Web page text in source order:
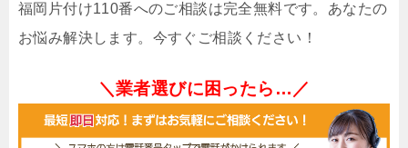
福岡片付け110番へのご相談は完全無料です。あなたの
お悩み解決します。今すぐご相談ください！
＼業者選びに困ったら…／